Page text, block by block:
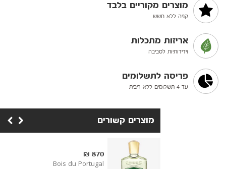
מוצרים מקוריים בלבד
קניה ללא חשש
אריזות מתכלות
וידידותיות לסביבה
פריסה לתשלומים
עד 4 תשלומים ללא ריבית
מוצרים קשורים
870 ₪
Bois du Portugal